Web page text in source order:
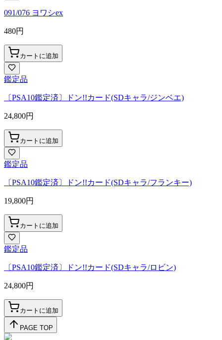
091/076 ヨワシex
480円
カートに追加
鑑定品
〔PSA10鑑定済〕ドン!!カード(SDキャラ/ジンベエ)
24,800円
カートに追加
鑑定品
〔PSA10鑑定済〕ドン!!カード(SDキャラ/フランキー)
19,800円
カートに追加
鑑定品
〔PSA10鑑定済〕ドン!!カード(SDキャラ/ロビン)
24,800円
カートに追加
PAGE TOP